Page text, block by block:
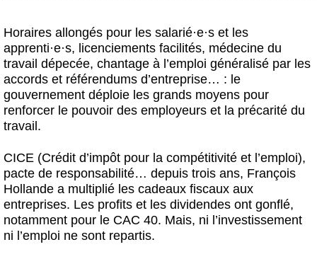
Horaires allongés pour les salarié·e·s et les
apprenti·e·s, licenciements facilités, médecine du
travail dépecée, chantage à l’emploi généralisé par les
accords et référendums d’entreprise… : le
gouvernement déploie les grands moyens pour
renforcer le pouvoir des employeurs et la précarité du
travail.
CICE (Crédit d’impôt pour la compétitivité et l’emploi),
pacte de responsabilité… depuis trois ans, François
Hollande a multiplié les cadeaux fiscaux aux
entreprises. Les profits et les dividendes ont gonflé,
notamment pour le CAC 40. Mais, ni l’investissement
ni l’emploi ne sont repartis.